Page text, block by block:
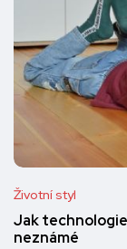
Životní styl
Jak
neznámé